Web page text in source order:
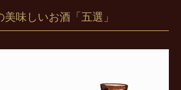
味しいお酒「五選」